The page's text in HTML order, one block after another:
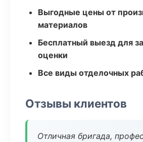
Выгодные цены от
материалов
Бесплатный выезд для
оценки
Все виды отделочных
Отзывы клиентов
Отличная бригада,